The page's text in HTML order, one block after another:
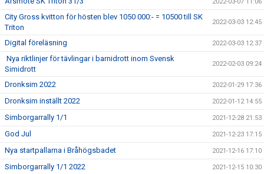
City Gross kvitton för hösten blev 1050 000:- = 10500 till SK
Triton
2022-03-03 12:45
Digital föreläsning 2022-03-03 12:37
Nya riktlinjer för tävlingar i barnidrott inom Svensk
Simidrott
2022-02-03 09:24
Dronksim 2022 2022-01-29 17:36
Dronksim inställt 2022 2022-01-12 14:55
Simborgarrally 1/1 2021-12-28 21:53
God Jul 2021-12-23 17:15
Nya startpallarna i Bråhögsbadet 2021-12-16 17:10
Simborgarrally 1/1 2022 2021-12-15 10:30